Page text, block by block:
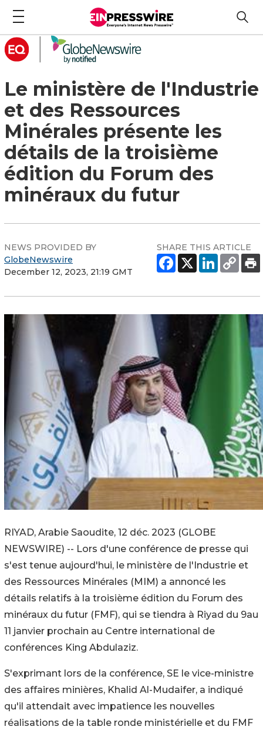
Le ministère de l'Industrie
et des Ressources
Minérales présente les
détails de la troisième
édition du Forum des
minéraux du futur
NEWS PROVIDED BY
GlobeNewswire
December 12, 2023, 21:19 GMT
SHARE THIS ARTICLE
RIYAD, Arabie Saoudite, 12 déc. 2023 (GLOBE
NEWSWIRE) -- Lors d'une conférence de presse qui
s'est tenue aujourd'hui, le ministère de l'Industrie et
des Ressources Minérales (MIM) a annoncé les
détails relatifs à la troisième édition du Forum des
minéraux du futur (FMF), qui se tiendra à Riyad du 9au
11 janvier prochain au Centre international de
conférences King Abdulaziz.
S'exprimant lors de la conférence, SE le vice-ministre
des affaires minières, Khalid Al-Mudaifer, a indiqué
qu'il attendait avec impatience les nouvelles
réalisations de la table ronde ministérielle et du FMF